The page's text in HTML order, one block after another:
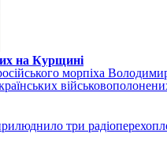
на Курщині
морпіха
три